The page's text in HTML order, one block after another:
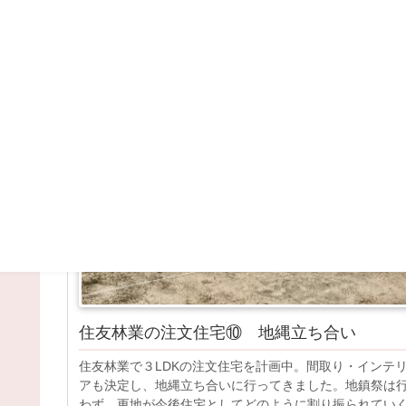
住友林業の注文住宅⑩ 地縄立ち合い
住友林業で３LDKの注文住宅を計画中。間取り・インテリ
アも決定し、地縄立ち合いに行ってきました。地鎮祭は